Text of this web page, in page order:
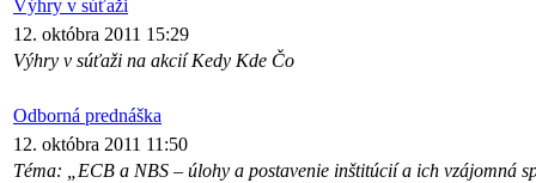
Výhry v súťaži
12. októbra 2011 15:29
Výhry v súťaži na akcií Kedy Kde Čo
Odborná prednáška
12. októbra 2011 11:50
Téma: „ECB a NBS – úlohy a postavenie inštitúcií a ich vzájomná